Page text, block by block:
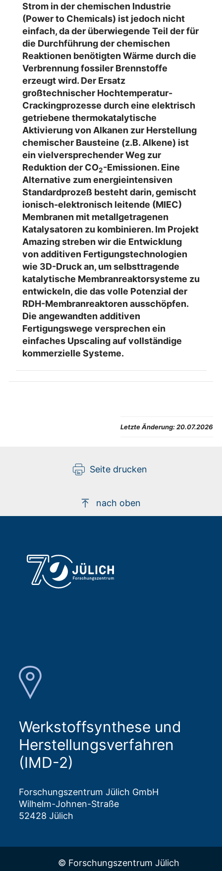
Strom in der chemischen Industrie
(Power to Chemicals) ist jedoch nicht
einfach, da der überwiegende Teil der für
die Durchführung der chemischen
Reaktionen benötigten Wärme durch die
Verbrennung fossiler Brennstoffe
erzeugt wird. Der Ersatz
großtechnischer Hochtemperatur-
Crackingprozesse durch eine elektrisch
getriebene thermokatalytische
Aktivierung von Alkanen zur Herstellung
chemischer Bausteine (z.B. Alkene) ist
ein vielversprechender Weg zur
Reduktion der CO2-Emissionen. Eine
Alternative zum energieintensiven
Standardprozeß besteht darin, gemischt
ionisch-elektronisch leitende (MIEC)
Membranen mit metallgetragenen
Katalysatoren zu kombinieren. Im Projekt
Amazing streben wir die Entwicklung
von additiven Fertigungstechnologien
wie 3D-Druck an, um selbsttragende
katalytische Membranreaktorsysteme zu
entwickeln, die das volle Potenzial der
RDH-Membranreaktoren ausschöpfen.
Die angewandten additiven
Fertigungswege versprechen ein
einfaches Upscaling auf vollständige
kommerzielle Systeme.
Letzte Änderung:20.07.2026
Seite drucken
nach oben
Werkstoffsynthese und
Herstellungsverfahren
(IMD-2)
Forschungszentrum Jülich GmbH
Wilhelm-Johnen-Straße
52428 Jülich
© Forschungszentrum Jülich